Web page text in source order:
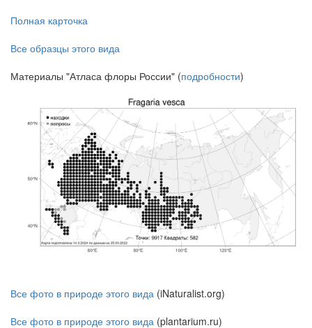
Полная карточка
Все образцы этого вида
Материалы "Атласа флоры России" (подробности)
Все фото в природе этого вида (iNaturalist.org)
Все фото в природе этого вида (plantarium.ru)